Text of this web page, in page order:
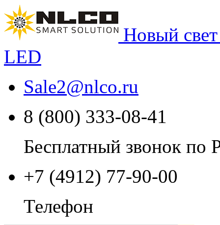
Новый
LED
Sale2@nlco.ru
8 (800) 333-08-41
Бесплатный звонок по
+7 (4912) 77-90-00
Телефон